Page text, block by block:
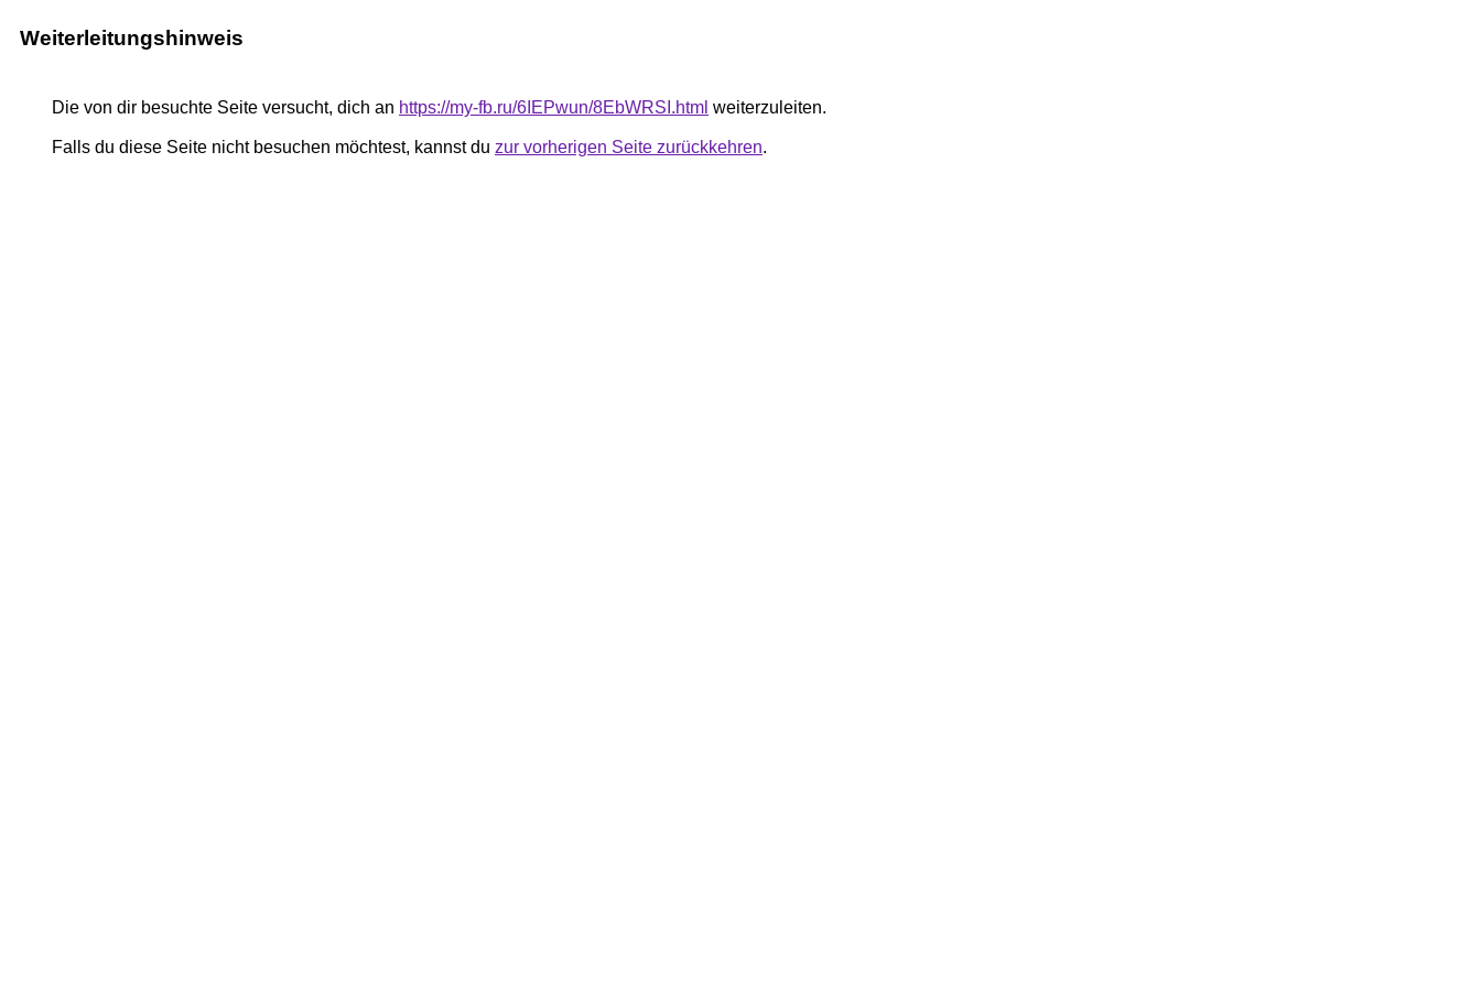
Weiterleitungshinweis
Die von dir besuchte Seite versucht, dich an https://my-fb.ru/6IEPwun/8EbWRSI.html weiterzuleiten.
Falls du diese Seite nicht besuchen möchtest, kannst du zur vorherigen Seite zurückkehren.